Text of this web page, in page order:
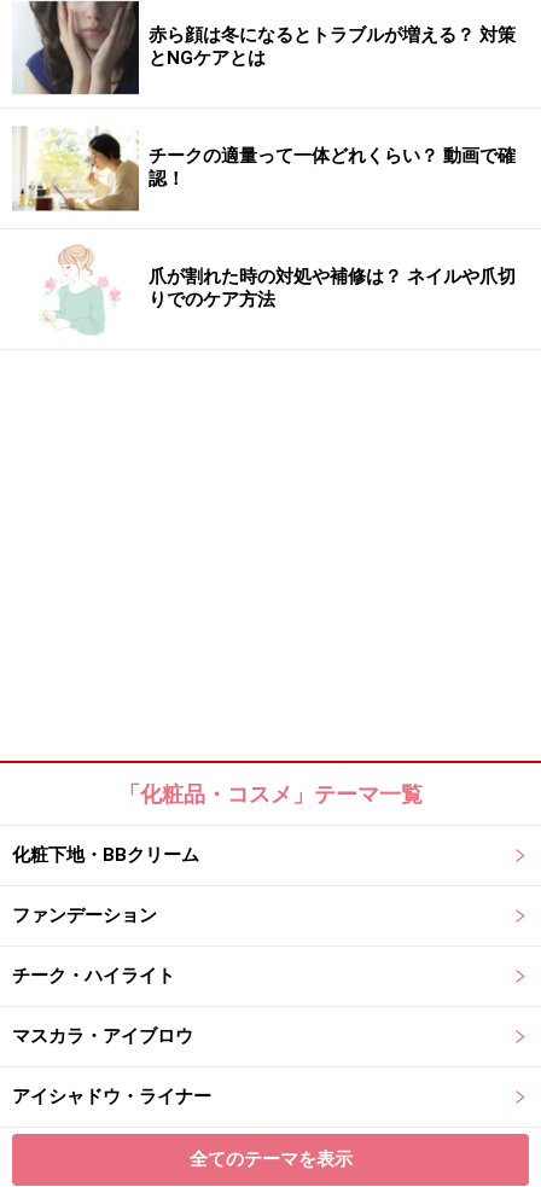
赤ら顔は冬になるとトラブルが増える？ 対策
とNGケアとは
チークの適量って一体どれくらい？ 動画で確
認！
爪が割れた時の対処や補修は？ ネイルや爪切
りでのケア方法
「化粧品・コスメ」テーマ一覧
化粧下地・BBクリーム
ファンデーション
チーク・ハイライト
マスカラ・アイブロウ
アイシャドウ・ライナー
全てのテーマを表示